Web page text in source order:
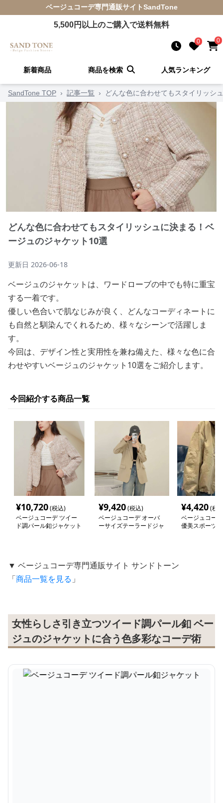
ベージュコーデ専門通販サイトSandTone
5,500円以上のご購入で送料無料
0 0
新着商品 商品を検索 人気ランキング
SandTone TOP › 記事一覧 › どんな色に合わせてもスタイリッシ
どんな色に合わせてもスタイリッシュに決まる！ベ
ージュのジャケット10選
更新日 2026-06-18
ベージュのジャケットは、ワードローブの中でも特に重宝
する一着です。
優しい色合いで肌なじみが良く、どんなコーディネートに
も自然と馴染んでくれるため、様々なシーンで活躍しま
す。
今回は、デザイン性と実用性を兼ね備えた、様々な色に合
わせやすいベージュのジャケット10選をご紹介します。
今回紹介する商品一覧
¥10,720(税込)
ベージュコーデ ツイー
ド調パール釦ジャケット
¥9,420(税込)
ベージュコーデ オーバ
ーサイズテーラードジャ
¥4,420(税
ベージュコー
優美スポーツ
▼ ベージュコーデ専門通販サイト サンドトーン
「商品一覧を見る 」
女性らしさ引き立つツイード調パール釦 ベー
ジュのジャケットに合う色多彩なコーデ術